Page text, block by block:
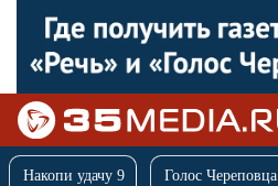
Накопи удачу 9 Голос Череповца